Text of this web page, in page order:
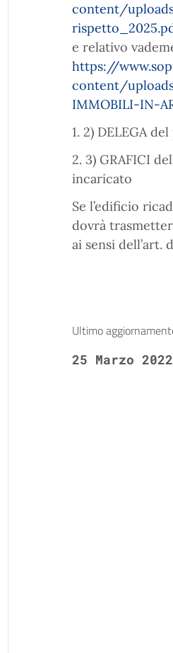
content/
e relativo
https://
content/
IMMOBILI-IN-
1. 2) DELEGA
2. 3) GRAFICI
incaricato
Se l’edificio
dovrà
ai sensi dell’art.
Ultimo
25 Marzo